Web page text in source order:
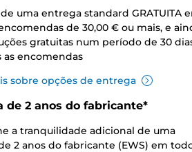
uma entrega standard GRATUITA
de 30,00 € ou mais, e
gratuitas num período de 30
as encomendas
sobre opções de entrega
de 2 anos do fabricante*
a tranquilidade adicional de uma
2 anos do fabricante (EWS) em